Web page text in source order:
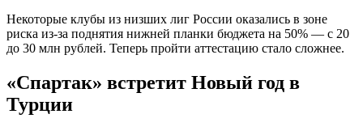
Некоторые клубы из низших лиг России оказались в зоне
риска из-за поднятия нижней планки бюджета на 50% — с 20
до 30 млн рублей. Теперь пройти аттестацию стало сложнее.
«Спартак» встретит Новый год в
Турции